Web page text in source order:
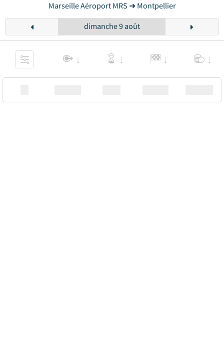
Marseille Aéroport MRS ➜ Montpellier
dimanche 9 août